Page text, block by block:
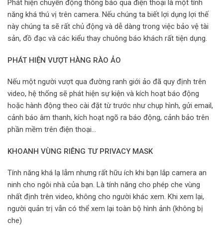
Phát hiện chuyển động thông báo qua điện thoại là một tính
năng khá thú vị trên camera. Nếu chúng ta biết lợi dụng lợi thế
này chúng ta sẽ rất chủ động và dễ dàng trong việc bảo vệ tài
sản, đồ đạc và các kiểu thay chuông báo khách rất tiện dụng.
PHÁT HIỆN VƯỢT HÀNG RÀO ẢO
Nếu một người vượt qua đường ranh giới ảo đã quy định trên
video, hệ thống sẽ phát hiện sự kiện và kích hoạt báo động
hoặc hành động theo cài đặt từ trước như chụp hình, gửi email,
cảnh báo âm thanh, kích hoạt ngõ ra báo động, cảnh bảo trên
phần mềm trên điện thoại…
KHOANH VÙNG RIÊNG TƯ PRIVACY MASK
Tính năng khá lạ lẫm nhưng rất hữu ích khi bạn lắp camera an
ninh cho ngôi nhà của bạn. Là tính năng cho phép che vùng
nhất định trên video, không cho người khác xem. Khi xem lại,
người quản trị vẫn có thể xem lại toàn bộ hình ảnh (không bị
che)